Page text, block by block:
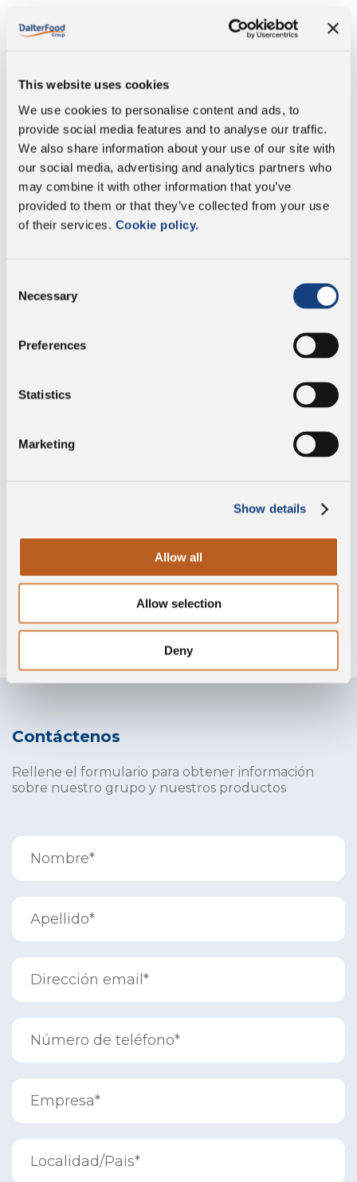
This website uses cookies
We use cookies to personalise content and ads, to
provide social media features and to analyse our traffic.
We also share information about your use of our site with
our social media, advertising and analytics partners who
may combine it with other information that you’ve
provided to them or that they’ve collected from your use
of their services. Cookie policy.
Selection
Necessary
Preferences
Statistics
Marketing
Show details
Allow all
Allow selection
Deny
Energía 1364 Kj/327 Kcal
Grasa
cuyo grasa saturada: 13 g
Carbohidratos 0 g
cuyo contenido de
azúcares:
0 g
Sal
Sin gluten
Sin lisozima
Contáctenos
Rellene el formulario para obtener información
sobre nuestro grupo y nuestros productos